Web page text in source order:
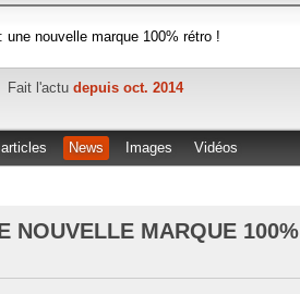
une nouvelle marque 100% rétro !
Fait l'actu depuis oct. 2014
News Images Vidéos
NOUVELLE MARQUE 100%